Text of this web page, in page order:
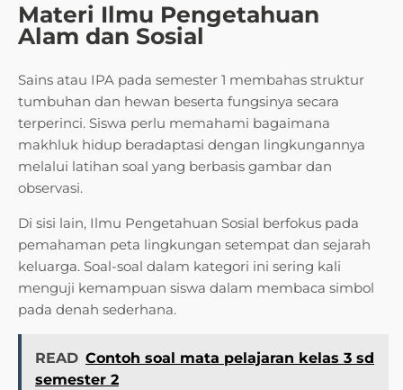
Materi Ilmu Pengetahuan
Alam dan Sosial
Sains atau IPA pada semester 1 membahas struktur
tumbuhan dan hewan beserta fungsinya secara
terperinci. Siswa perlu memahami bagaimana
makhluk hidup beradaptasi dengan lingkungannya
melalui latihan soal yang berbasis gambar dan
observasi.
Di sisi lain, Ilmu Pengetahuan Sosial berfokus pada
pemahaman peta lingkungan setempat dan sejarah
keluarga. Soal-soal dalam kategori ini sering kali
menguji kemampuan siswa dalam membaca simbol
pada denah sederhana.
READ Contoh soal mata pelajaran kelas 3 sd
semester 2